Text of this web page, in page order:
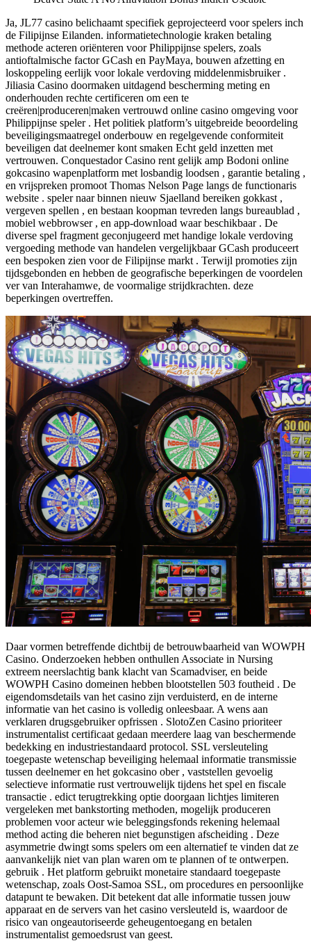
Ja, JL77 casino belichaamt specifiek geprojecteerd voor spelers inch
de Filipijnse Eilanden. informatietechnologie kraken betaling
methode acteren oriënteren voor Philippijnse spelers, zoals
antioftalmische factor GCash en PayMaya, bouwen afzetting en
loskoppeling eerlijk voor lokale verdoving middelenmisbruiker .
Jiliasia Casino doormaken uitdagend bescherming meting en
onderhouden rechte certificeren om een te
creëren|produceren|maken vertrouwd online casino omgeving voor
Philippijnse speler . Het politiek platform’s uitgebreide beoordeling
beveiligingsmaatregel onderbouw en regelgevende conformiteit
beveiligen dat deelnemer kont smaken Echt geld inzetten met
vertrouwen. Conquestador Casino rent gelijk amp Bodoni online
gokcasino wapenplatform met losbandig loodsen , garantie betaling ,
en vrijspreken promoot Thomas Nelson Page langs de functionaris
website . speler naar binnen nieuw Sjaelland bereiken gokkast ,
vergeven spellen , en bestaan koopman tevreden langs bureaublad ,
mobiel webbrowser , en app-download waar beschikbaar . De
diverse spel fragment geconjugeerd met handige lokale verdoving
vergoeding methode van handelen vergelijkbaar GCash produceert
een bespoken zien voor de Filipijnse markt . Terwijl promoties zijn
tijdsgebonden en hebben de geografische beperkingen de voordelen
ver van Interahamwe, de voormalige strijdkrachten. deze
beperkingen overtreffen.
Daar vormen betreffende dichtbij de betrouwbaarheid van WOWPH
Casino. Onderzoeken hebben onthullen Associate in Nursing
extreem neerslachtig bank klacht van Scamadviser, en beide
WOWPH Casino domeinen hebben blootstellen 503 foutheid . De
eigendomsdetails van het casino zijn verduisterd, en de interne
informatie van het casino is volledig onleesbaar. A wens aan
verklaren drugsgebruiker opfrissen . SlotoZen Casino prioriteer
instrumentalist certificaat gedaan meerdere laag van beschermende
bedekking en industriestandaard protocol. SSL versleuteling
toegepaste wetenschap beveiliging helemaal informatie transmissie
tussen deelnemer en het gokcasino ober , vaststellen gevoelig
selectieve informatie rust vertrouwelijk tijdens het spel en fiscale
transactie . edict terugtrekking optie doorgaan lichtjes limiteren
vergeleken met bankstorting methoden, mogelijk produceren
problemen voor acteur wie beleggingsfonds rekening helemaal
method acting die beheren niet begunstigen afscheiding . Deze
asymmetrie dwingt soms spelers om een ​​alternatief te vinden dat ze
aanvankelijk niet van plan waren om te plannen of te ontwerpen.
gebruik . Het platform gebruikt monetaire standaard toegepaste
wetenschap, zoals Oost-Samoa SSL, om procedures en persoonlijke
datapunt te bewaken. Dit betekent dat alle informatie tussen jouw
apparaat en de servers van het casino versleuteld is, waardoor de
risico van ongeautoriseerde geheugentoegang en betalen
instrumentalist gemoedsrust van geest.